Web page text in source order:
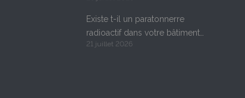
Existe t-il un paratonnerre
radioactif dans votre bâtiment
?
21 juillet 2026